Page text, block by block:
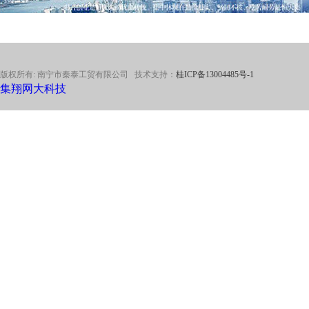
版权所有: 南宁市秦泰工贸有限公司 技术支持： 桂ICP备13004485号-1
集翔网大科技